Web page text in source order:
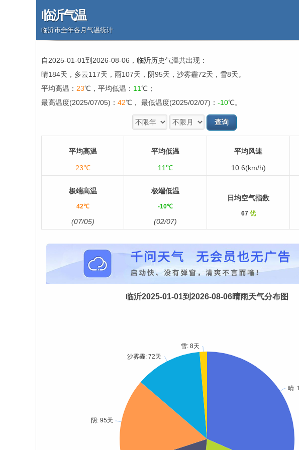
临沂气温
临沂市全年各月气温统计
自2025-01-01到2026-08-06， 临沂历史气温共出现：
晴184天，多云117天，雨107天，阴95天，沙雾霾72天，雪8天。
平均高温： 23℃，平均低温： 11℃；
最高温度(2025/07/05)： 42℃， 最低温度(2025/02/07)： -10℃。
平均高温
23℃
平均低温
11℃
平均风速
10.6(km/h)
极端高温
42℃
(07/05)
极端低温
-10℃
(02/07)
日均空气指数
67 优
临沂2025-01-01到2026-08-06晴雨天气分布图